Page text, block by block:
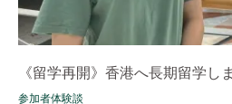
《留学再開》香港へ長期留学し
参加者体験談